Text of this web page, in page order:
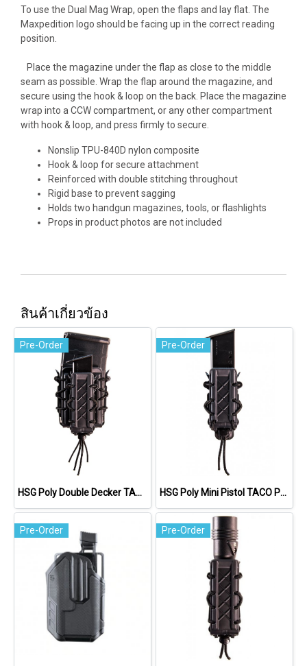
To use the Dual Mag Wrap, open the flaps and lay flat. The
Maxpedition logo should be facing up in the correct reading
position.
Place the magazine under the flap as close to the middle
seam as possible. Wrap the flap around the magazine, and
secure using the hook & loop on the back. Place the magazine
wrap into a CCW compartment, or any other compartment
with hook & loop, and press firmly to secure.
Nonslip TPU-840D nylon composite
Hook & loop for secure attachment
Reinforced with double stitching throughout
Rigid base to prevent sagging
Holds two handgun magazines, tools, or flashlights
Props in product photos are not included
สินค้าเกี่ยวข้อง
Pre-Order
HSG Poly Double Decker TACO Rifle Pouch
Pre-Order
HSG Poly Mini Pistol TACO Pouch
Pre-Order Pre-Order